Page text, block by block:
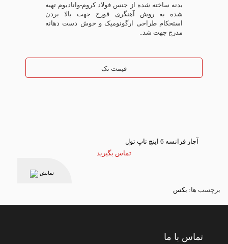
بدنه ساخته شده از جنس فولاد کروم-وانادیوم تهیه
شده به روش آهنگری فورج جهت بالا بردن
استحکام طراحی ارگونومیک و خوش دست دهانه
مدرج جهت شد..
قیمت تک
آچار فرانسه 6 اینچ تاپ تول
تماس بگیرید
نمایش
برچسب ها: بکس
تماس با ما